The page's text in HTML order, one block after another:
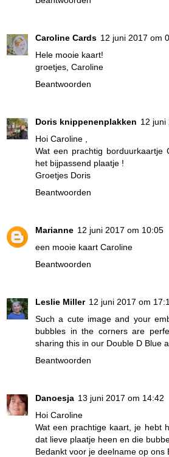
Caroline Cards 12 juni 2017 om
Hele mooie kaart!
groetjes, Caroline
Beantwoorden
Doris knippenenplakken 12 juni
Hoi Caroline ,
Wat een prachtig borduurkaartje
het bijpassend plaatje !
Groetjes Doris
Beantwoorden
Marianne 12 juni 2017 om 10:05
een mooie kaart Caroline
Beantwoorden
Leslie Miller 12 juni 2017 om
Such a cute image and your
bubbles in the corners are
sharing this in our Double D Blue
Beantwoorden
Danoesja 13 juni 2017 om 14:42
Hoi Caroline
Wat een prachtige kaart, je hebt
dat lieve plaatje heen en die
Bedankt voor je deelname op ons